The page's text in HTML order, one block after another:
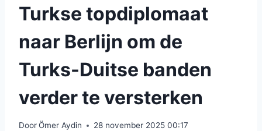
Turkse topdiplomaat
naar Berlijn om de
Turks-Duitse banden
verder te versterken
DoorÖmer Aydin 28 november 2025 00:17